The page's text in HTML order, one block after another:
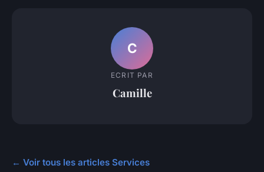
C
ECRIT PAR
Camille
← Voir tous les articles Services